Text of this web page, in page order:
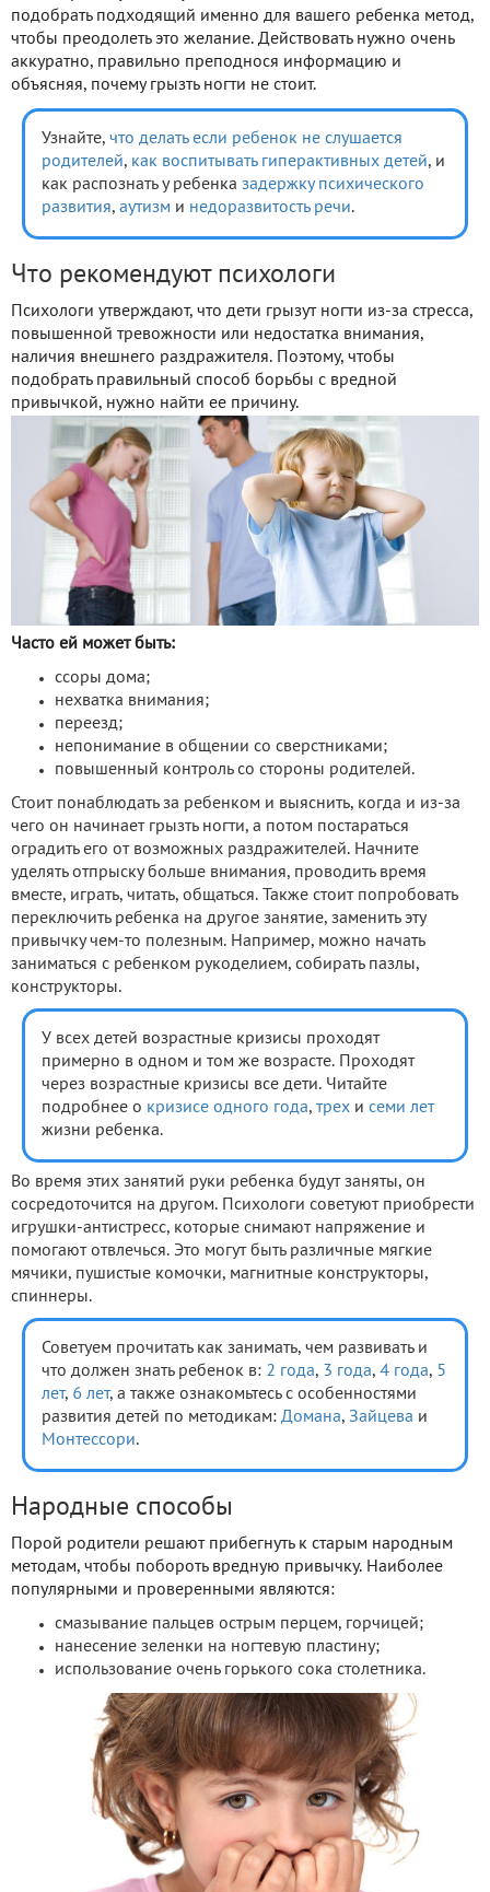
подобрать подходящий именно для вашего ребенка метод,
чтобы преодолеть это желание. Действовать нужно очень
аккуратно, правильно преподнося информацию и
объясняя, почему грызть ногти не стоит.
Узнайте, что делать если ребенок не слушается
родителей, как воспитывать гиперактивных детей, и
как распознать у ребенка задержку психического
развития, аутизм и недоразвитость речи.
Что рекомендуют психологи
Психологи утверждают, что дети грызут ногти из-за стресса,
повышенной тревожности или недостатка внимания,
наличия внешнего раздражителя. Поэтому, чтобы
подобрать правильный способ борьбы с вредной
привычкой, нужно найти ее причину.
Часто ей может быть:
ссоры дома;
нехватка внимания;
переезд;
непонимание в общении со сверстниками;
повышенный контроль со стороны родителей.
Стоит понаблюдать за ребенком и выяснить, когда и из-за
чего он начинает грызть ногти, а потом постараться
оградить его от возможных раздражителей. Начните
уделять отпрыску больше внимания, проводить время
вместе, играть, читать, общаться. Также стоит попробовать
переключить ребенка на другое занятие, заменить эту
привычку чем-то полезным. Например, можно начать
заниматься с ребенком рукоделием, собирать пазлы,
конструкторы.
У всех детей возрастные кризисы проходят
примерно в одном и том же возрасте. Проходят
через возрастные кризисы все дети. Читайте
подробнее о кризисе одного года, трех и семи лет
жизни ребенка.
Во время этих занятий руки ребенка будут заняты, он
сосредоточится на другом. Психологи советуют приобрести
игрушки-антистресс, которые снимают напряжение и
помогают отвлечься. Это могут быть различные мягкие
мячики, пушистые комочки, магнитные конструкторы,
спиннеры.
Советуем прочитать как занимать, чем развивать и
что должен знать ребенок в: 2 года, 3 года, 4 года, 5
лет, 6 лет, а также ознакомьтесь с особенностями
развития детей по методикам: Домана, Зайцева и
Монтессори.
Народные способы
Порой родители решают прибегнуть к старым народным
методам, чтобы побороть вредную привычку. Наиболее
популярными и проверенными являются:
смазывание пальцев острым перцем, горчицей;
нанесение зеленки на ногтевую пластину;
использование очень горького сока столетника.